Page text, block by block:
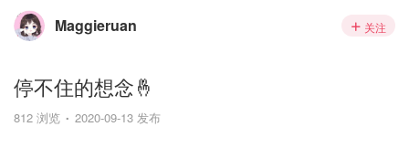
Maggieruan 关注
停不住的想念🤞
812 浏览 2020-09-13 发布